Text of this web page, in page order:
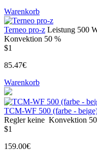
Warenkorb
Terneo pro-z Leistung 500
Konvektion 50 %
$1
85.47€
Warenkorb
TCM-WF 500 (farbe -
Regler keine Konvektion
$1
159.00€